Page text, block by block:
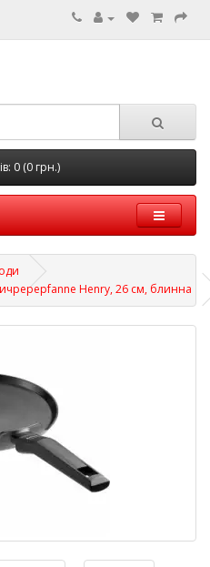
0 (0 грн.)
Henry, 26 см, блинна